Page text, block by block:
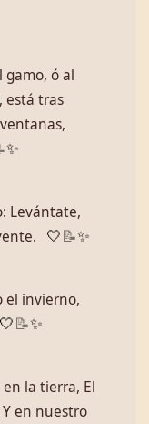
gamo, ó al
está tras
✨
Levántate,
🤍 📝✨
el invierno,
🤍 📝✨
la tierra, El
en nuestro